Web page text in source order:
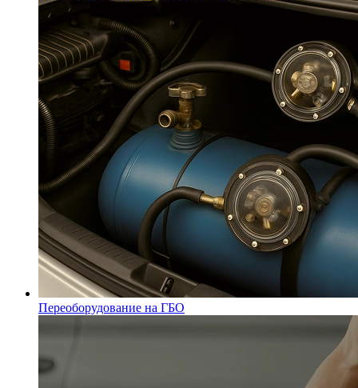
Переоборудование на ГБО